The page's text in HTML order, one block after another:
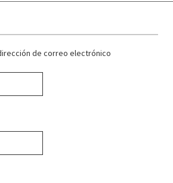
de correo electrónico